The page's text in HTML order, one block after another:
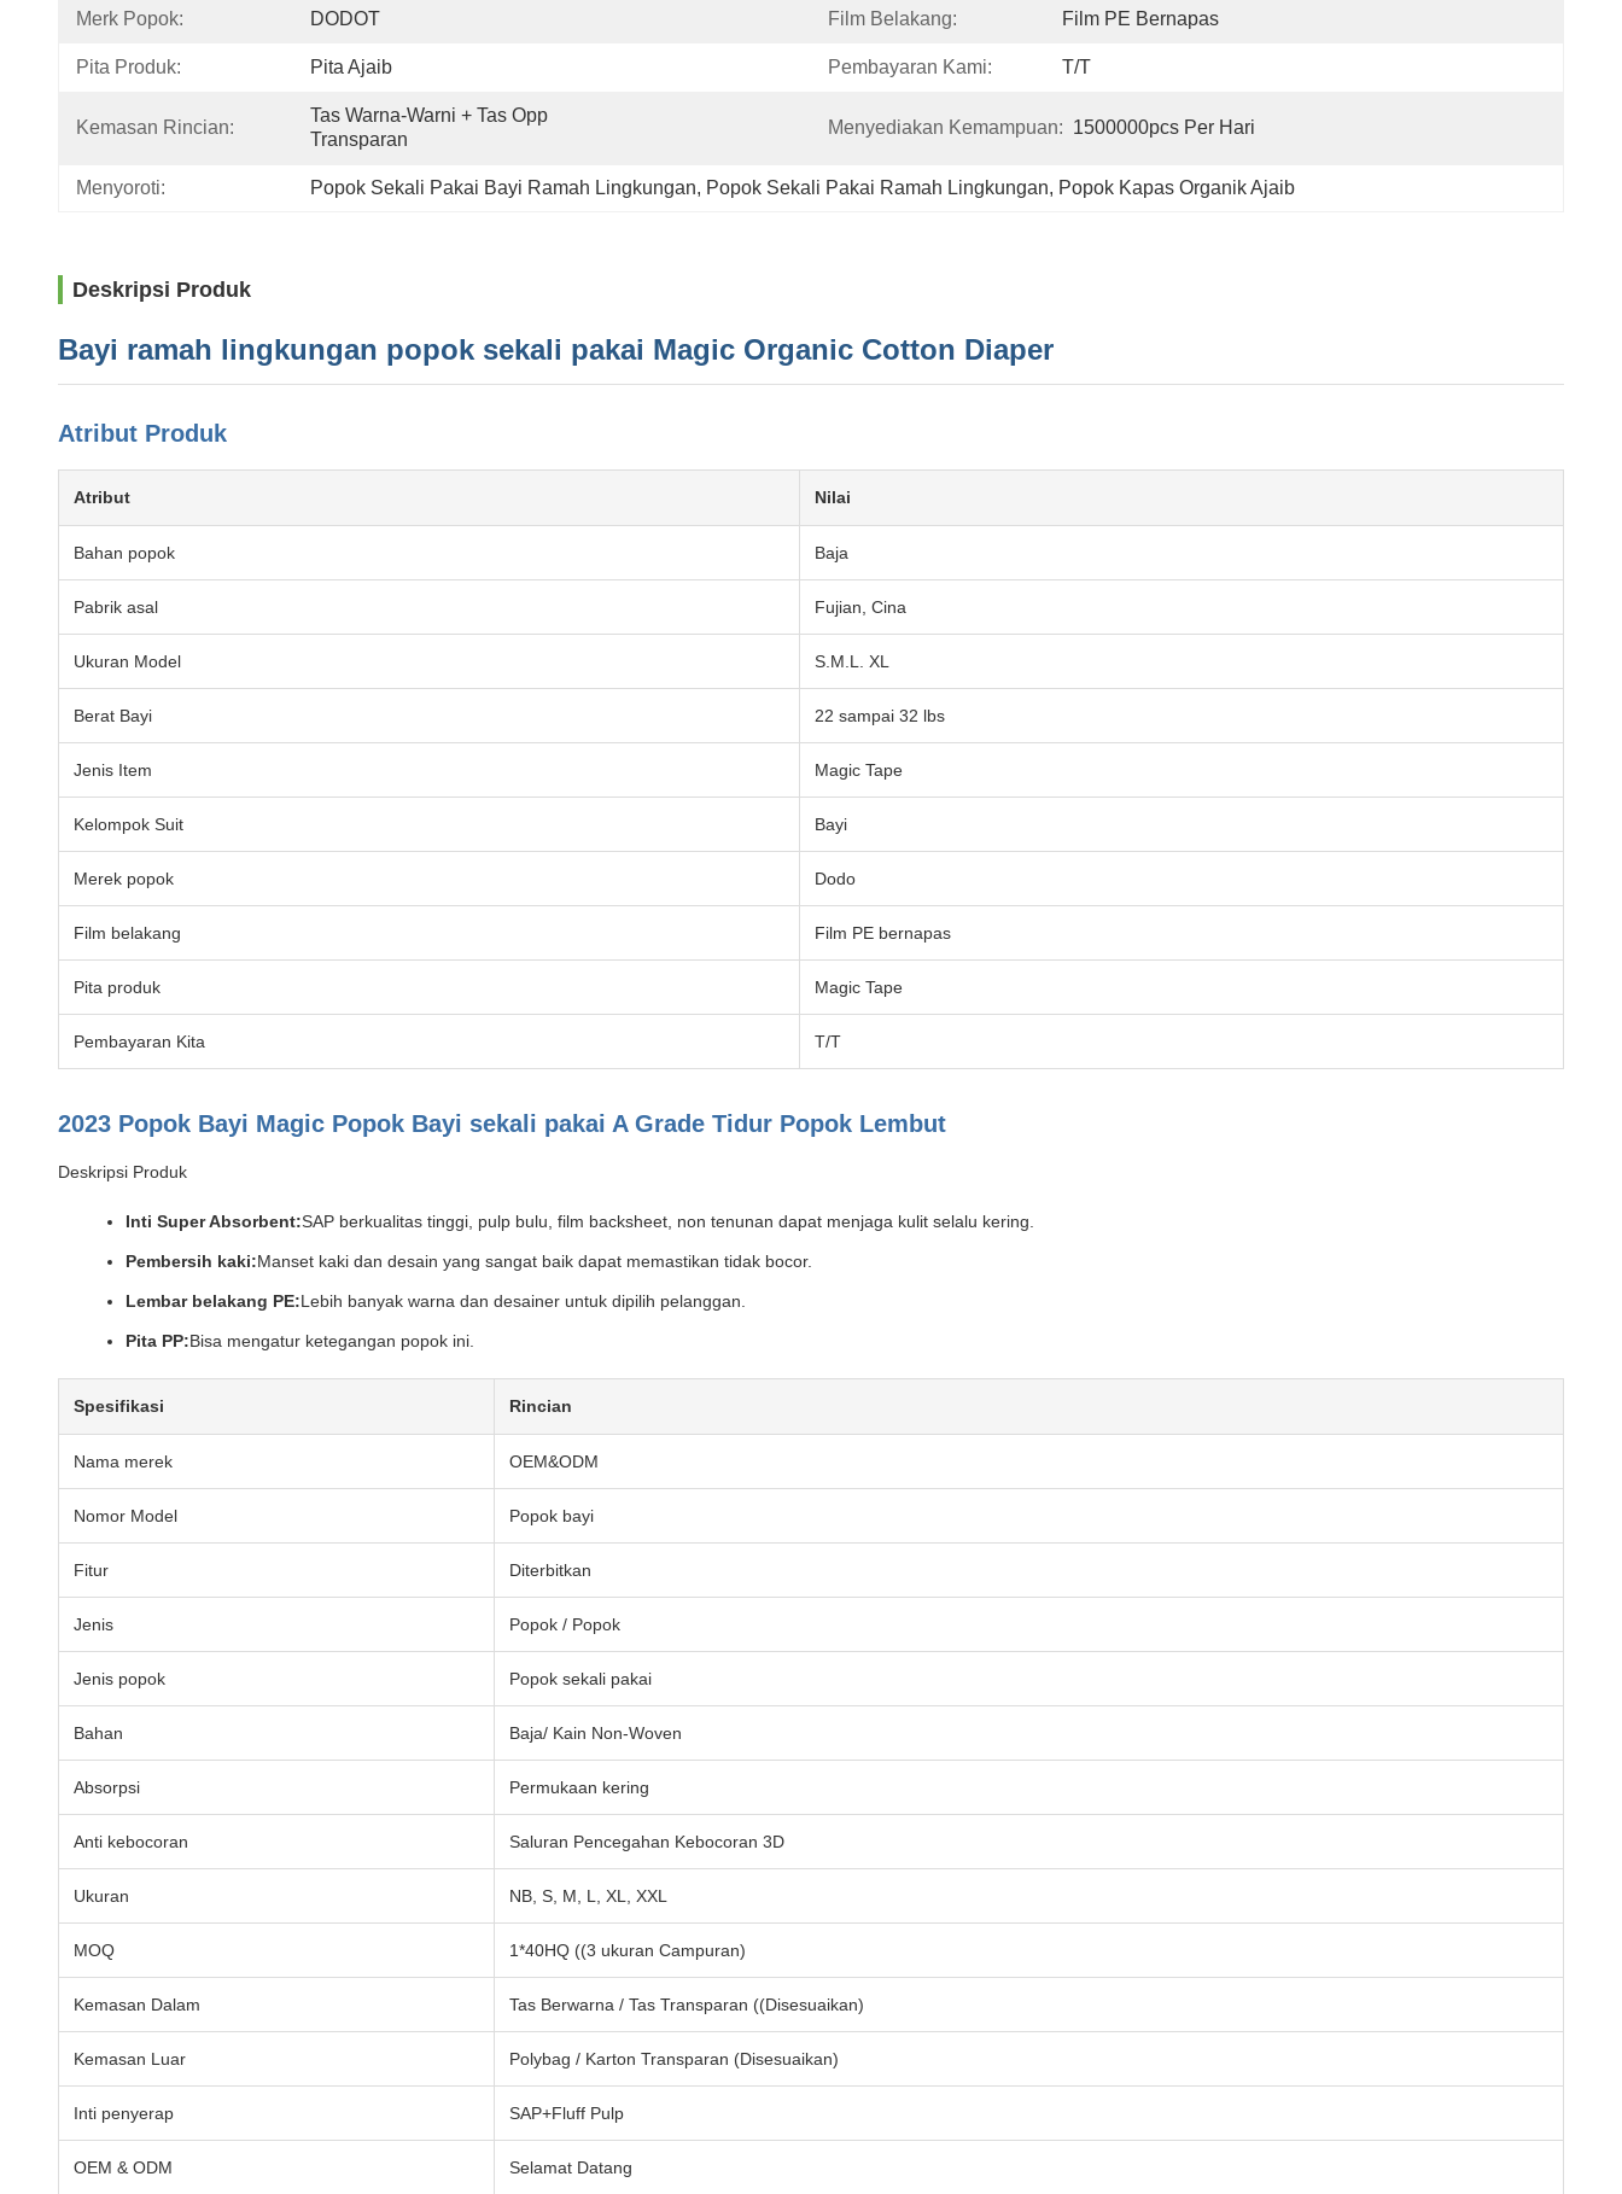
Merk Popok: DODOT Film Belakang: Film PE Bernapas
Pita Produk: Pita Ajaib Pembayaran Kami: T/T
Kemasan Rincian:
Tas Warna-Warni + Tas Opp
Transparan
Menyediakan Kemampuan: 1500000pcs Per Hari
Menyoroti: Popok Sekali Pakai Bayi Ramah Lingkungan, Popok Sekali Pakai Ramah Lingkungan, Popok Kapas Organik Ajaib
Deskripsi Produk
Bayi ramah lingkungan popok sekali pakai Magic Organic Cotton Diaper
Atribut Produk
Atribut Nilai
Bahan popok Baja
Pabrik asal Fujian, Cina
Ukuran Model S.M.L. XL
Berat Bayi 22 sampai 32 lbs
Jenis Item Magic Tape
Kelompok Suit Bayi
Merek popok Dodo
Film belakang Film PE bernapas
Pita produk Magic Tape
Pembayaran Kita T/T
2023 Popok Bayi Magic Popok Bayi sekali pakai A Grade Tidur Popok Lembut
Deskripsi Produk
Inti Super Absorbent:SAP berkualitas tinggi, pulp bulu, film backsheet, non tenunan dapat menjaga kulit selalu kering.
Pembersih kaki:Manset kaki dan desain yang sangat baik dapat memastikan tidak bocor.
Lembar belakang PE:Lebih banyak warna dan desainer untuk dipilih pelanggan.
Pita PP:Bisa mengatur ketegangan popok ini.
Spesifikasi Rincian
Nama merek OEM&ODM
Nomor Model Popok bayi
Fitur Diterbitkan
Jenis Popok / Popok
Jenis popok Popok sekali pakai
Bahan Baja/ Kain Non-Woven
Absorpsi Permukaan kering
Anti kebocoran Saluran Pencegahan Kebocoran 3D
Ukuran NB, S, M, L, XL, XXL
MOQ 1*40HQ ((3 ukuran Campuran)
Kemasan Dalam Tas Berwarna / Tas Transparan ((Disesuaikan)
Kemasan Luar Polybag / Karton Transparan (Disesuaikan)
Inti penyerap SAP+Fluff Pulp
OEM & ODM Selamat Datang